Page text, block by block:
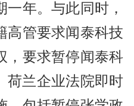
年。与此同时，
高管要求闻泰科技
，要求暂停闻泰科
荷兰企业法院即时